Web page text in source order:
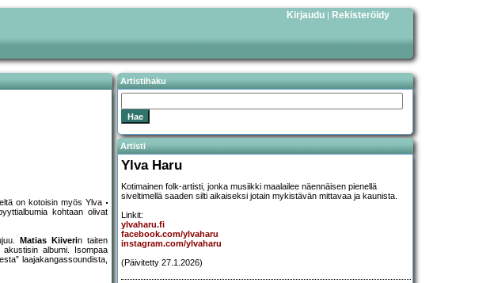
Kirjaudu | Rekisteröidy
on kotoisin myös Ylva
kohtaan olivat
Matias Kiiverin taiten
albumi. Isompaa
laajakangassoundista,
Artistihaku
Artisti
Ylva Haru
Kotimainen folk-artisti, jonka musiikki maalailee näennäisen pienellä
siveltimellä saaden silti aikaiseksi jotain mykistävän mittavaa ja kaunista.
Linkit:
ylvaharu.fi
facebook.com/ylvaharu
instagram.com/ylvaharu
(Päivitetty 27.1.2026)